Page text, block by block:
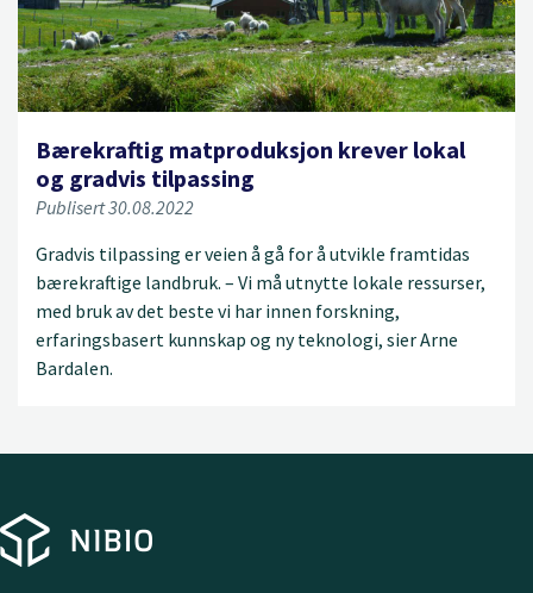
Bærekraftig matproduksjon krever lokal
og gradvis tilpassing
Publisert 30.08.2022
Gradvis tilpassing er veien å gå for å utvikle framtidas
bærekraftige landbruk. – Vi må utnytte lokale ressurser,
med bruk av det beste vi har innen forskning,
erfaringsbasert kunnskap og ny teknologi, sier Arne
Bardalen.